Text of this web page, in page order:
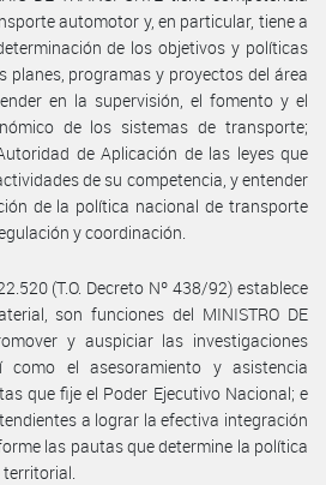
automotor y, en particular, tiene a
de los objetivos y políticas
planes, programas y proyectos del área
en la supervisión, el fomento y el
de los sistemas de transporte;
de Aplicación de las leyes que
de su competencia, y entender
de la política nacional de transporte
y coordinación.
(T.O. Decreto Nº 438/92) establece
son funciones del MINISTRO DE
y auspiciar las investigaciones
como el asesoramiento y asistencia
que fije el Poder Ejecutivo Nacional; e
a lograr la efectiva integración
las pautas que determine la política